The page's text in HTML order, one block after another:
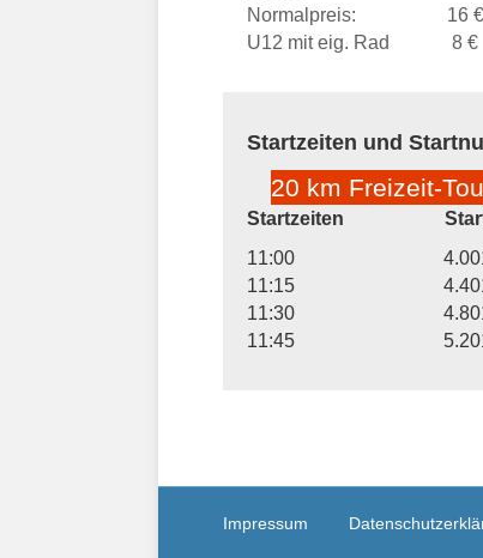
Normalpreis: 16 €
U12 mit eig. Rad 8 €
Startzeiten und
20 km Freizeit-
Startzeiten
11:00 4.001 –
11:15 4.401 –
11:30 4.801 –
11:45 5.201 –
Impressum